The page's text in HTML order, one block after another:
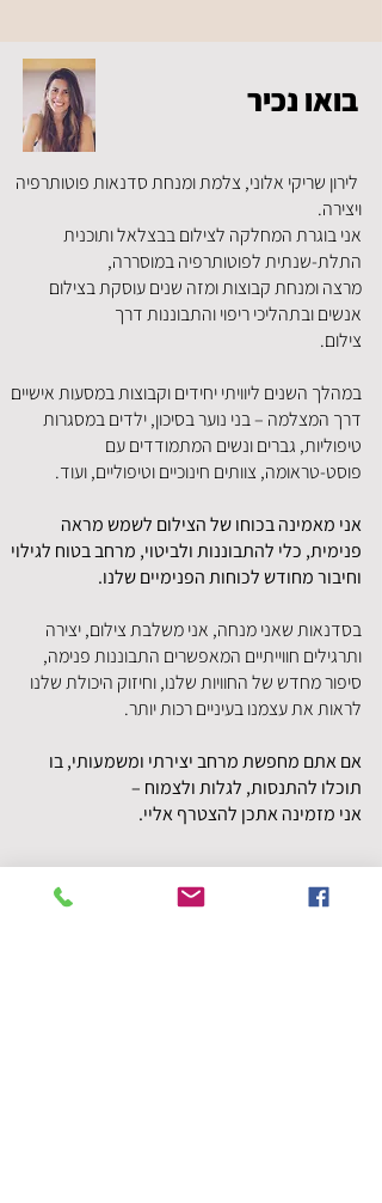
בואו נכיר
לירון שריקי אלוני, צלמת ומנחת סדנאות פוטותרפיה
ויצירה.
אני בוגרת המחלקה לצילום בבצלאל ותוכנית
התלת-שנתית לפוטותרפיה במוסררה,
מרצה ומנחת קבוצות ומזה שנים עוסקת בצילום
אנשים ובתהליכי ריפוי והתבוננות דרך
צילום.
במהלך השנים ליוויתי יחידים וקבוצות במסעות אישיים
דרך המצלמה – בני נוער בסיכון, ילדים במסגרות
טיפוליות, גברים ונשים המתמודדים עם
פוסט-טראומה, צוותים חינוכיים וטיפוליים, ועוד.
אני מאמינה בכוחו של הצילום לשמש מראה
פנימית, כלי להתבוננות ולביטוי, מרחב בטוח לגילוי
וחיבור מחודש לכוחות הפנימיים שלנו.
בסדנאות שאני מנחה, אני משלבת צילום, יצירה
ותרגילים חווייתיים המאפשרים התבוננות פנימה,
סיפור מחדש של החוויות שלנו, וחיזוק היכולת שלנו
לראות את עצמנו בעיניים רכות יותר.
אם אתם מחפשת מרחב יצירתי ומשמעותי, בו
תוכלו להתנסות, לגלות ולצמוח –
אני מזמינה אתכן להצטרף אליי.
7.3.2025 | יום שישי | 9:00-